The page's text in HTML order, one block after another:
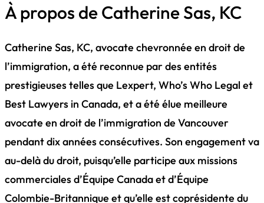
À propos de Catherine Sas, KC
Catherine Sas, KC, avocate chevronnée en droit de
l’immigration, a été reconnue par des entités
prestigieuses telles que Lexpert, Who’s Who Legal et
Best Lawyers in Canada, et a été élue meilleure
avocate en droit de l’immigration de Vancouver
pendant dix années consécutives. Son engagement va
au-delà du droit, puisqu’elle participe aux missions
commerciales d’Équipe Canada et d’Équipe
Colombie-Britannique et qu’elle est coprésidente du